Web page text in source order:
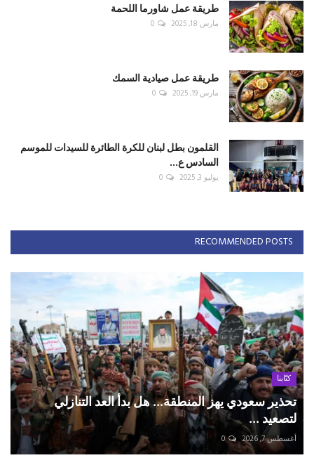
طريقة عمل شاورما اللحمة
مارس 18, 2025 0
طريقة عمل صيادية السمك
مارس 19, 2025 0
القلمون بطل لبنان للكرة الطائرة للسيدات للموسم
السادس ع...
يوليو 3, 2025 0
RECOMMENDED POSTS
كتّابنا
تحذير سعودي يهز المنطقة... هل بدأ العد التنازلي
لتصعيد ...
أغسطس 7, 2026 0